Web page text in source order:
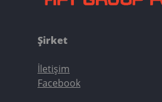
Şirket
İletişim
Facebook